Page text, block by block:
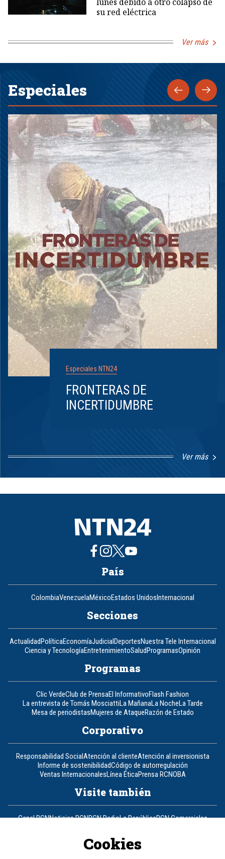
su red eléctrica
Ver más
Especiales
Especiales NTN24
FRONTERAS DE
INCERTIDUMBRE
Ver más
8
País
ColombiaVenezuelaMéxicoEstados UnidosInternacional
Secciones
ActualidadPolíticaEconomíaJudicialDeportesNuestra Tele Internacional
Ciencia y TecnologíaEntretenimientoSaludProgramasOpinión
Programas
Clic VerdeClub de PrensaEl InformativoFlash Fashion
La entrevista de Tomás MosciattiLa MañanaLa NocheLa Tarde
Mesa de periodistasMujeres de AtaqueRazón de Estado
Corporativo
Responsabilidad SocialAtención al clienteAtención al inversionista
Informe de sostenibilidadCódigo de autorregulación
Ventas InternacionalesLínea ÉticaPrensa RCNOBA
Visite también
Canal RCNNoticias RCNRCN RadioLa RepúblicaRCN Comerciales
Un producto de RCN Televisión
Contáctenos
Cookies